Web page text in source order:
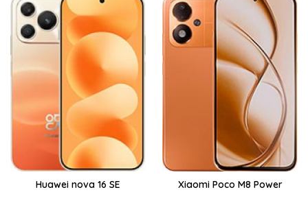
Huawei nova 16 SE Xiaomi Poco M8 Power